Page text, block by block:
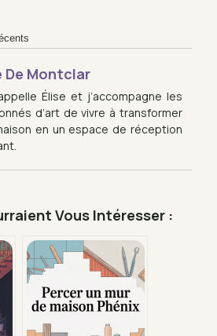
De Montclar
Élise et j’accompagne les
d’art de vivre à transformer
en un espace de réception
Vous Intéresser :